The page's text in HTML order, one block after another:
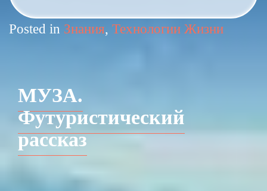
Posted in Знания, Технологии Жизни
МУЗА.
Футуристический
рассказ